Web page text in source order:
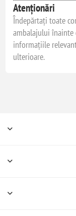
Atenționări
Îndepărtați toate
ambalajului înainte
informațiile
ulterioare.